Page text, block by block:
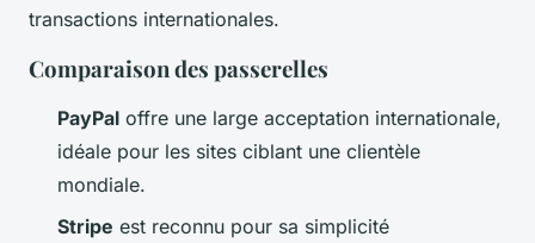
transactions internationales.
Comparaison des passerelles
PayPal offre une large acceptation internationale,
idéale pour les sites ciblant une clientèle
mondiale.
Stripe est reconnu pour sa simplicité